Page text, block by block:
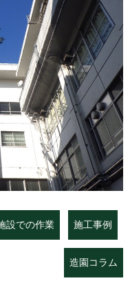
設での作業 施工事例
造園コラム